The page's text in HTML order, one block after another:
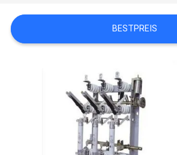
VERBINDUNG
NACHRICHTEN
FORDERN
BESTPREIS